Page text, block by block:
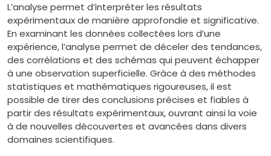
L’analyse permet d’interpréter les résultats
expérimentaux de manière approfondie et significative.
En examinant les données collectées lors d’une
expérience, l’analyse permet de déceler des tendances,
des corrélations et des schémas qui peuvent échapper
à une observation superficielle. Grâce à des méthodes
statistiques et mathématiques rigoureuses, il est
possible de tirer des conclusions précises et fiables à
partir des résultats expérimentaux, ouvrant ainsi la voie
à de nouvelles découvertes et avancées dans divers
domaines scientifiques.